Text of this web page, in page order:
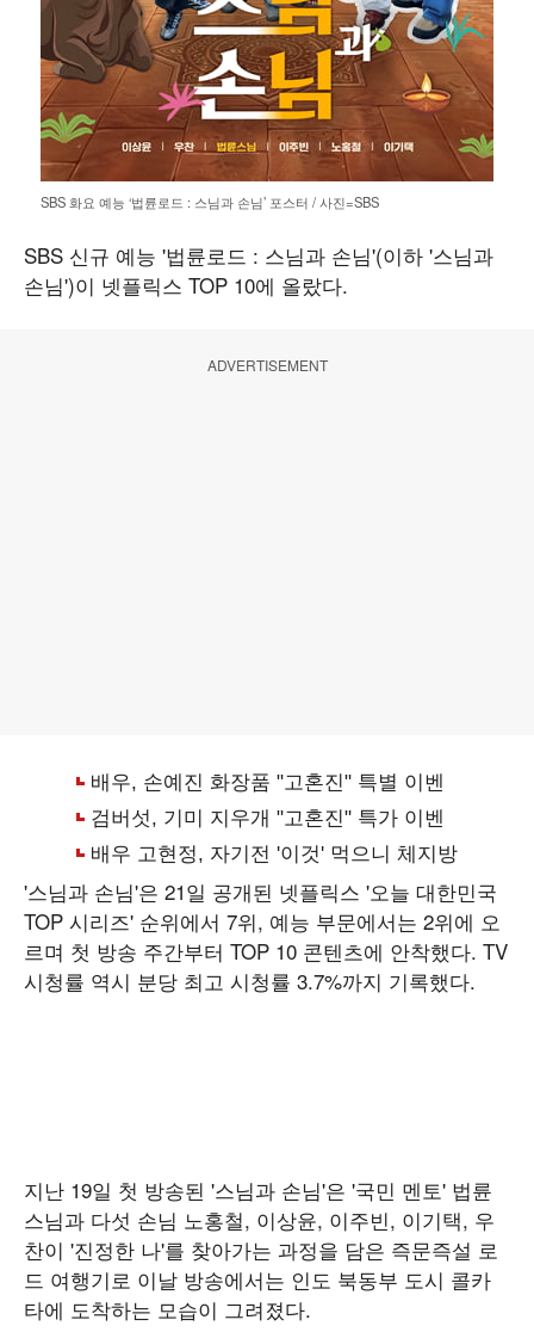
SBS 화요 예능 ‘법륜로드 : 스님과 손님’ 포스터 / 사진=SBS
SBS 신규 예능 '법륜로드 : 스님과 손님'(이하 '스님과
손님')이 넷플릭스 TOP 10에 올랐다.
ADVERTISEMENT
'스님과 손님'은 21일 공개된 넷플릭스 '오늘 대한민국
TOP 시리즈' 순위에서 7위, 예능 부문에서는 2위에 오
르며 첫 방송 주간부터 TOP 10 콘텐츠에 안착했다. TV
시청률 역시 분당 최고 시청률 3.7%까지 기록했다.
지난 19일 첫 방송된 '스님과 손님'은 '국민 멘토' 법륜
스님과 다섯 손님 노홍철, 이상윤, 이주빈, 이기택, 우
찬이 '진정한 나'를 찾아가는 과정을 담은 즉문즉설 로
드 여행기로 이날 방송에서는 인도 북동부 도시 콜카
타에 도착하는 모습이 그려졌다.